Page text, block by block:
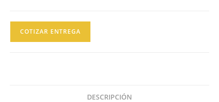
COTIZAR ENTREGA
DESCRIPCIÓN